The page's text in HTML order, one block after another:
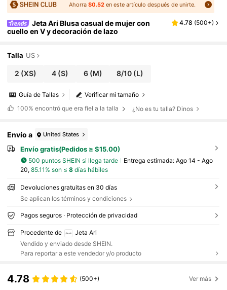
Ahorra $0.52en este artículo después de unirte.
Jeta Ari Blusa casual de mujer con
cuello en V y decoración de lazo
4.78 (500+)
Talla US
2 (XS) 4(S) 6(M) 8/10 (L)
Verificar mi tamaño
Guía de Tallas
100% encontró que era fiel a la talla ¿No es tu talla? Dinos
Envío a United States
Envío gratis(Pedidos ≥ $15.00)
500 puntos SHEIN si llega tarde Entrega estimada: Ago 14 - Ago
20, 85.11% son ≤ 8días hábiles
Devoluciones gratuitas en 30 días
Se aplican los términos y condiciones
Pagos seguros · Protección de privacidad
Procedente de
Jeta Ari
Vendido y enviado desde SHEIN.
Para reportar a este vendedor y/o producto
4.78 (500+) Ver más